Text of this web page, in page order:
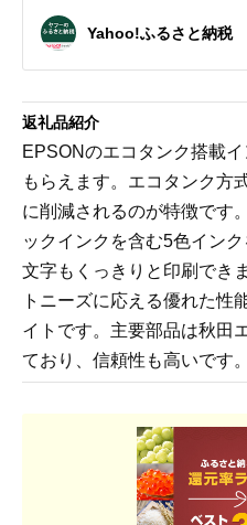
Yahoo!ふるさと納税
返礼品紹介
EPSONのエコタンク搭載
もらえます。エコタンク方
に削減されるのが特徴です
ックインクを含む5色イン
文字もくっきりと印刷でき
トニーズに応える優れた性
イトです。主要部品は秋田
ており、信頼性も高いです。